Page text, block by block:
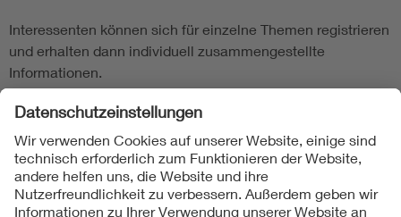
Interessenten können sich für einzelne Themen registrieren
und erhalten dann individuell zusammengestellte
Informationen.
Newsletter Blitzschutz bestellen
Direkter Link:www.vde.com/reiten-bei-gewitter
1. Auflage 2018